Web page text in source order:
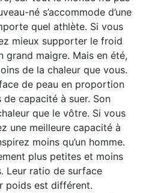
né s’accommode d’une
quel athlète. Si vous
mieux supporter le froid
maigre. Mais en été,
de la chaleur que vous.
de peau en proportion
capacité à suer. Son
que le vôtre. Si vous
une meilleure capacité à
moins qu’un homme.
plus petites et moins
Leur ratio de surface
poids est différent.